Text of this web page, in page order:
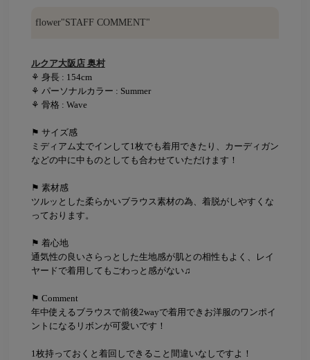
flower"STAFF COMMENT"
ルクア大阪店 奥村
⚘ 身長 : 154cm
⚘ パーソナルカラー : Summer
⚘ 骨格 : Wave
⚑ サイズ感
ミディアム丈でインして1枚でも着用できたり、カーディガン
などの中に中ものとしても合わせていただけます！
⚑ 素材感
ツルッとした柔らかいブラウス素材の為、着脱がしやすくな
っております。
⚑ 着心地
通気性の良いさらっとした生地感が肌との相性もよく、レイ
ヤードで着用してもごわっと感がない♫
⚑ Comment
年中使えるブラウスで前後2wayで着用できお洋服のワンポイ
ントになるリボンが可愛いです！
1枚持っておくと着回しできること間違いなしですよ！